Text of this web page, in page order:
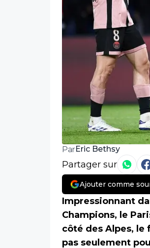
Par Eric Bethsy
Partager sur
Ajouter comme
Impressionnant
Champions, le
côté des Alpes, le
pas seulement